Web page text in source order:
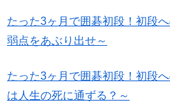
たった3ヶ月で囲碁初段！初段
弱点をあぶり出せ～
たった3ヶ月で囲碁初段！初段
は人生の死に通ずる？～